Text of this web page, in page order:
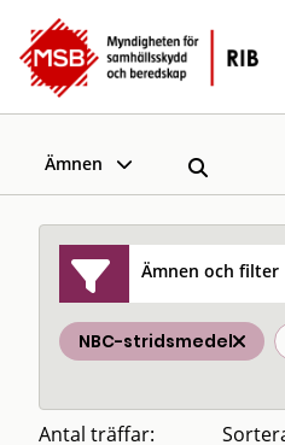
Ämnen
Ämnen och filter
NBC-stridsmedel
Antal träffar: